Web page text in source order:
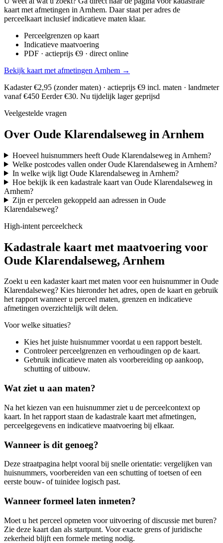
kaart met afmetingen in Arnhem. Daar staat per adres de
perceelkaart inclusief indicatieve maten klaar.
Perceelgrenzen op kaart
Indicatieve maatvoering
PDF · actieprijs €9 · direct online
Bekijk kaart met afmetingen Arnhem →
Kadaster €2,95 (zonder maten) · actieprijs €9 incl. maten · landmeter
vanaf €450 Eerder €30. Nu tijdelijk lager geprijsd
Veelgestelde vragen
Over Oude Klarendalseweg in Arnhem
Hoeveel huisnummers heeft Oude Klarendalseweg in Arnhem?
Welke postcodes vallen onder Oude Klarendalseweg in Arnhem?
In welke wijk ligt Oude Klarendalseweg in Arnhem?
Hoe bekijk ik een kadastrale kaart van Oude Klarendalseweg in
Arnhem?
Zijn er percelen gekoppeld aan adressen in Oude
Klarendalseweg?
High-intent perceelcheck
Kadastrale kaart met maatvoering voor
Oude Klarendalseweg, Arnhem
Zoekt u een kadaster kaart met maten voor een huisnummer in Oude
Klarendalseweg? Kies hieronder het adres, open de kaart en gebruik
het rapport wanneer u perceel maten, grenzen en indicatieve
afmetingen overzichtelijk wilt delen.
Voor welke situaties?
Kies het juiste huisnummer voordat u een rapport bestelt.
Controleer perceelgrenzen en verhoudingen op de kaart.
Gebruik indicatieve maten als voorbereiding op aankoop,
schutting of uitbouw.
Wat ziet u aan maten?
Na het kiezen van een huisnummer ziet u de perceelcontext op
kaart. In het rapport staan de kadastrale kaart met afmetingen,
perceelgegevens en indicatieve maatvoering bij elkaar.
Wanneer is dit genoeg?
Deze straatpagina helpt vooral bij snelle orientatie: vergelijken van
huisnummers, voorbereiden van een schutting of toetsen of een
eerste bouw- of tuinidee logisch past.
Wanneer formeel laten inmeten?
Moet u het perceel opmeten voor uitvoering of discussie met buren?
Zie deze kaart dan als startpunt. Voor exacte grens of juridische
zekerheid blijft een formele meting nodig.